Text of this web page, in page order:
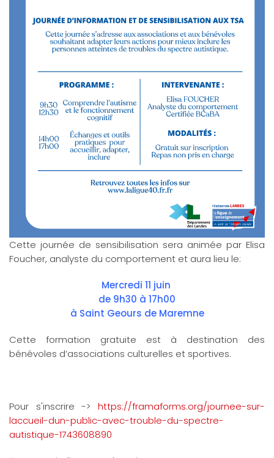
Cette journée de sensibilisation sera animée par Elisa
Foucher, analyste du comportement et aura lieu le:
Mercredi 11 juin
de 9h30 à 17h00
à Saint Geours de Maremne
Cette formation gratuite est à destination des
bénévoles d’associations culturelles et sportives.
Pour s'inscrire -> https://framaforms.org/journee-sur-
laccueil-dun-public-avec-trouble-du-spectre-
autistique-1743608890